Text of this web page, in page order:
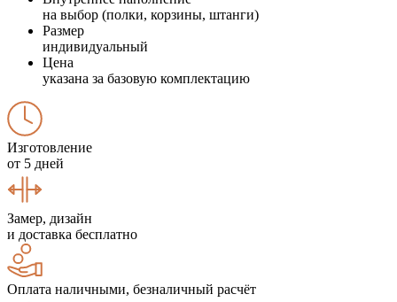
на выбор (полки, корзины, штанги)
Размер
индивидуальный
Цена
указана за базовую комплектацию
Изготовление
от 5 дней
Замер, дизайн
и доставка бесплатно
Оплата наличными, безналичный расчёт